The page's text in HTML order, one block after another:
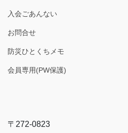
入会ごあんない
お問合せ
防災ひとくちメモ
会員専用(PW保護)
〒272-0823